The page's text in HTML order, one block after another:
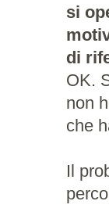
si
di
OK.
non
che
Il